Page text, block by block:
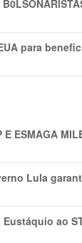
para
ESMAGA
Lula
ao